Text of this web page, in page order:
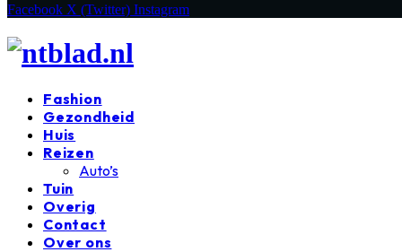
Facebook X (Twitter) Instagram
Fashion
Gezondheid
Huis
Reizen
Auto’s
Tuin
Overig
Contact
Over ons